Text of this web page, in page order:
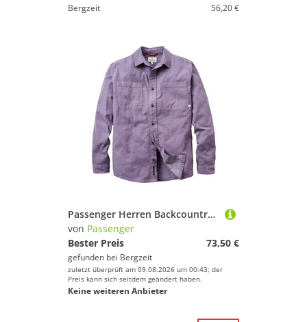
Bergzeit
56,20 €
Passenger Herren Backcountry Cord Hemd
von Passenger
Bester Preis
73,50 €
gefunden bei Bergzeit
zuletzt überprüft am 09.08.2026 um 00:43; der
Preis kann sich seitdem geändert haben.
Keine weiteren Anbieter